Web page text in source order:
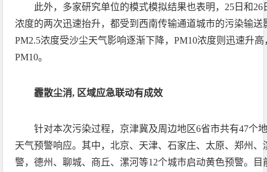
此外，多家研究单位的模式模拟结果也表明，25日和
浓度的两次迅速抬升，都受到西南传输通道城市的污染输送
PM2.5浓度受沙尘天气影响逐渐下降，PM10浓度则迅速升
PM10。
霾散尘消, 区域应急联动有成效
针对本次污染过程，京津冀及周边地区6省市共有47个
天气预警响应。其中，北京、天津、石家庄、太原、郑州、
警，德州、聊城、商丘、漯河等12个城市启动黄色预警。